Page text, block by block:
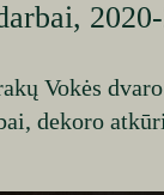
Vokės
dekoro